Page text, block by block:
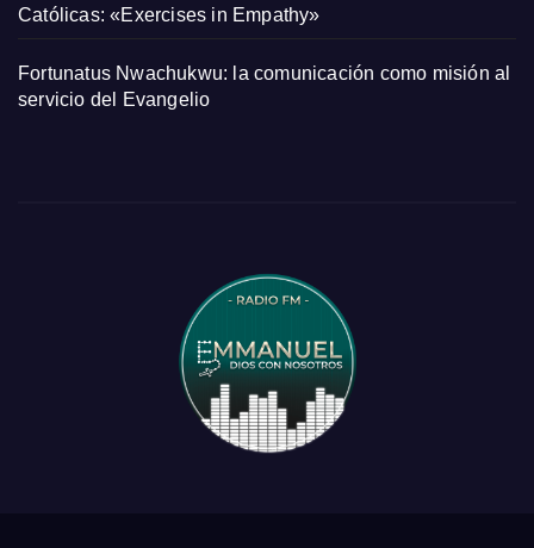
Católicas: «Exercises in Empathy»
Fortunatus Nwachukwu: la comunicación como misión al
servicio del Evangelio